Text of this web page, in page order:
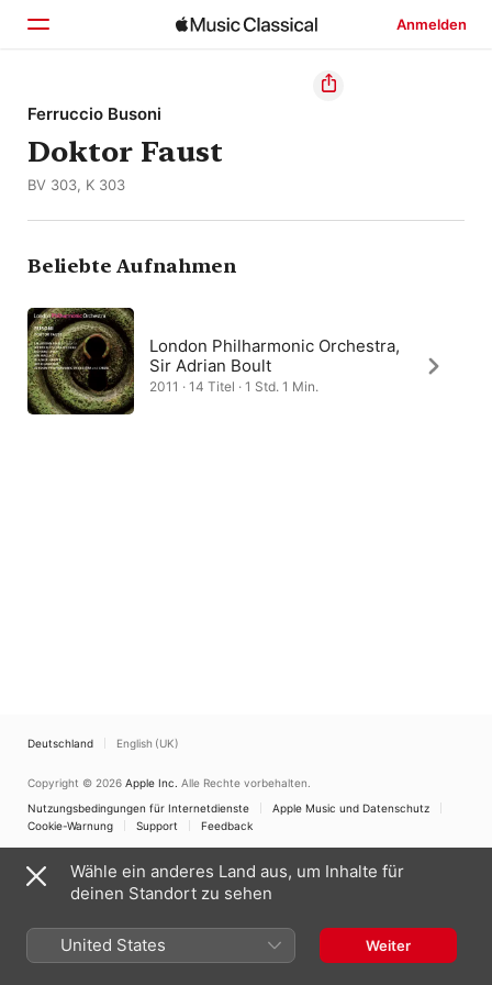
Anmelden
Startseite
Entdecken
Ferruccio Busoni
Doktor Faust
BV 303, K 303
Beliebte Aufnahmen
London Philharmonic Orchestra,
Sir Adrian Boult
2011 · 14 Titel · 1 Std. 1 Min.
Deutschland English (UK)
Copyright © 2026 Apple Inc. Alle Rechte vorbehalten.
Nutzungsbedingungen für Internetdienste
Apple Music und Datenschutz
Cookie-Warnung
Support Feedback
Wähle ein anderes Land aus, um Inhalte für
deinen Standort zu sehen
United States Weiter